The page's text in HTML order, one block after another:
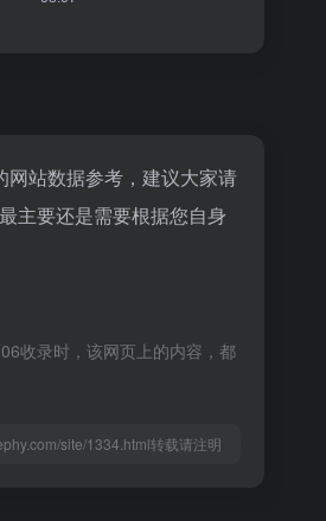
网站数据参考，建议大家请
主要还是需要根据您自身
收录时，该网页上的内容，都
site/1334.html转载请注明